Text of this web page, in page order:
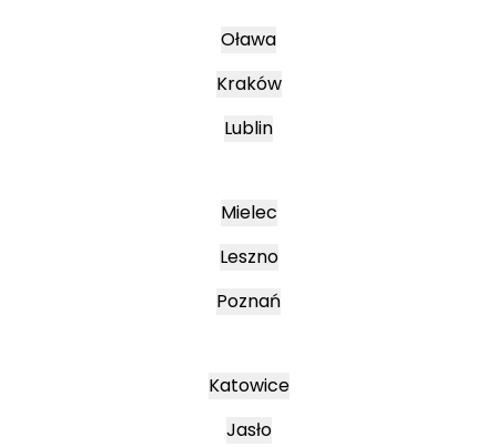
Oława
Kraków
Lublin
Mielec
Leszno
Poznań
Katowice
Jasło